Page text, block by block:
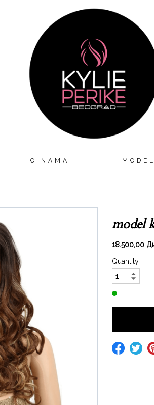
O NAMA
model
18.500,00
Quantity